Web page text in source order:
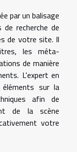
par un balisage
recherche de
de votre site. Il
les méta-
de manière
L'expert en
sur la
afin de
de la scène
votre